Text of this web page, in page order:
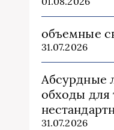
объемные
31.07.2026
Абсурдные
обходы для
31.07.2026